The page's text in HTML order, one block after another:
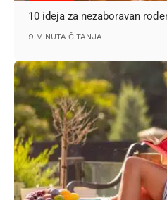
10 ideja za nezaboravan
9 MINUTA ČITANJA